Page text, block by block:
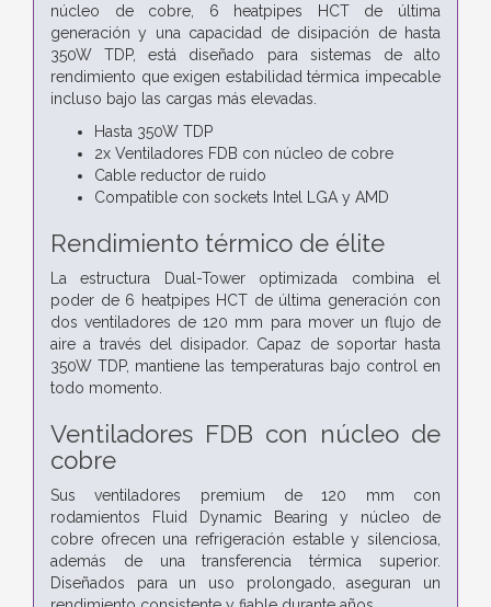
núcleo de cobre, 6 heatpipes HCT de última
generación y una capacidad de disipación de hasta
350W TDP, está diseñado para sistemas de alto
rendimiento que exigen estabilidad térmica impecable
incluso bajo las cargas más elevadas.
Hasta 350W TDP
2x Ventiladores FDB con núcleo de cobre
Cable reductor de ruido
Compatible con sockets Intel LGA y AMD
Rendimiento térmico de élite
La estructura Dual-Tower optimizada combina el
poder de 6 heatpipes HCT de última generación con
dos ventiladores de 120 mm para mover un flujo de
aire a través del disipador. Capaz de soportar hasta
350W TDP, mantiene las temperaturas bajo control en
todo momento.
Ventiladores FDB con núcleo de
cobre
Sus ventiladores premium de 120 mm con
rodamientos Fluid Dynamic Bearing y núcleo de
cobre ofrecen una refrigeración estable y silenciosa,
además de una transferencia térmica superior.
Diseñados para un uso prolongado, aseguran un